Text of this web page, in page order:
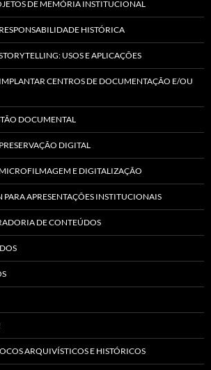
DE MEMÓRIA INSTITUCIONAL
HISTÓRICA
USOS E APLICAÇÕES
CENTROS DE DOCUMENTAÇÃO E/OU
DOCUMENTAL
DIGITAL
E DIGITALIZAÇÃO
APRESENTAÇÕES INSTITUCIONAIS
DE CONTEÚDOS
ARQUIVÍSTICOS E HISTÓRICOS